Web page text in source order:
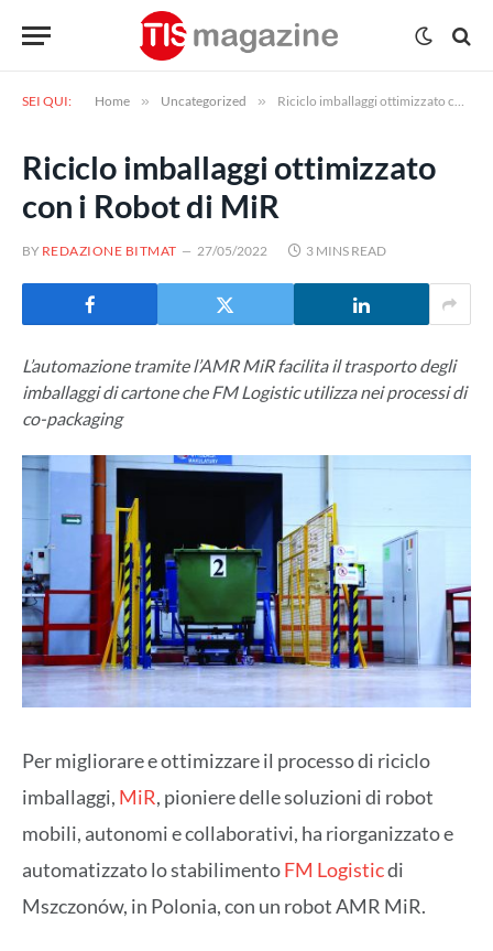
SEI QUI: Home » Uncategorized » Riciclo imballaggi ottimizzato con i Robot di MiR
Riciclo imballaggi ottimizzato
con i Robot di MiR
BY REDAZIONE BITMAT 27/05/2022 3 MINS READ
L’automazione tramite l’AMR MiR facilita il trasporto degli
imballaggi di cartone che FM Logistic utilizza nei processi di
co-packaging
Per migliorare e ottimizzare il processo di riciclo
imballaggi, MiR, pioniere delle soluzioni di robot
mobili, autonomi e collaborativi, ha riorganizzato e
automatizzato lo stabilimentoFM Logisticdi
Mszczonów, in Polonia, con un robot AMR MiR.